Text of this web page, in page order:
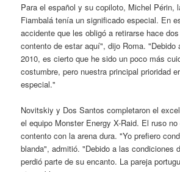
Para el español y su copiloto, Michel Périn,
Fiambalá tenía un significado especial. En
accidente que les obligó a retirarse hace
contento de estar aquí", dijo Roma. "Debido
2010, es cierto que he sido un poco más
costumbre, pero nuestra principal prioridad
especial."
Novitskiy y Dos Santos completaron el
el equipo Monster Energy X-Raid. El ruso
contento con la arena dura. "Yo prefiero
blanda", admitió. "Debido a las condiciones
perdió parte de su encanto. La pareja